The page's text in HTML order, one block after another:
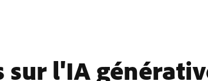
sur l'IA